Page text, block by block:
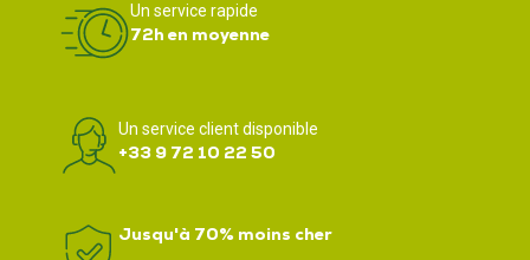
Un service rapide
72h en moyenne
Un service client disponible
+33 9 72 10 22 50
Jusqu'à 70% moins cher